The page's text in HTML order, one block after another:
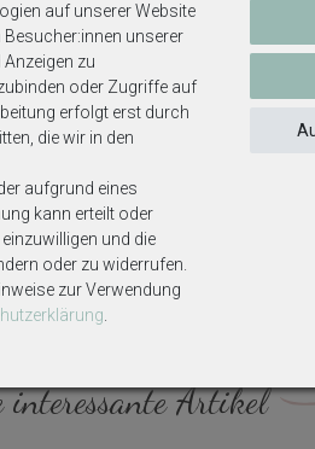
ersticken.
von Kindern fernzuhalten.
interessante Artikel
auf unserer Website
unserer
zu
oder Zugriffe auf
erfolgt erst durch
die wir in den
aufgrund eines
kann erteilt oder
und die
oder zu widerrufen.
zur Verwendung
.